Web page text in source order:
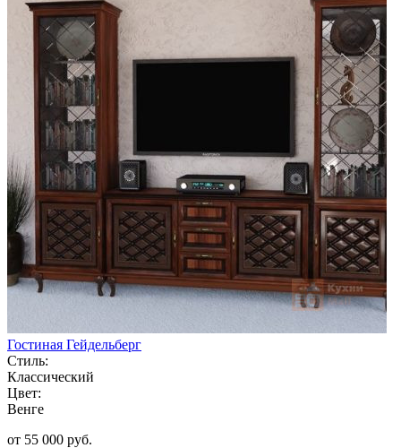
Гостиная Гейдельберг
Стиль:
Классический
Цвет:
Венге
от 55 000 руб.